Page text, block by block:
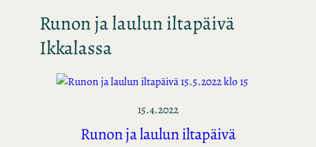
Runon ja laulun iltapäivä
Ikkalassa
15.4.2022
Runon ja laulun iltapäivä